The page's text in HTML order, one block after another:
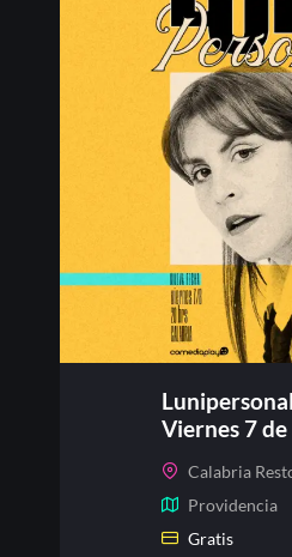
Viernes 7
Calabria
Providencia
Gratis